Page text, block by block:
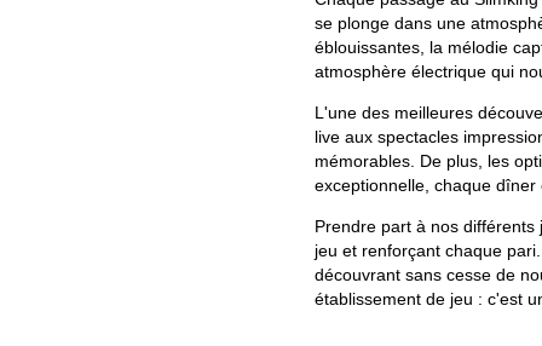
se plonge dans une
éblouissantes, la mélodie
atmosphère électrique qui
L'une des meilleures
live aux spectacles
mémorables. De plus, les
exceptionnelle, chaque
Prendre part à nos
jeu et renforçant chaque
découvrant sans cesse de
établissement de jeu : c'est